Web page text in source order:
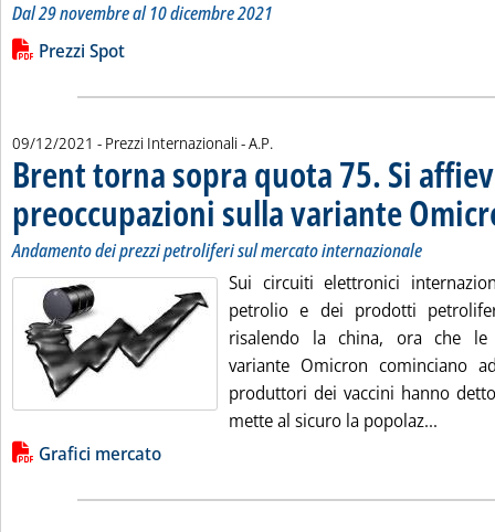
Dal 29 novembre al 10 dicembre 2021
Leggi tutta la notizia: 'Variazioni dei riferimenti
Lista allegati PDF alla notizia
Prezzi Spot
09/12/2021 - Prezzi Internazionali -di:
A.P.
Brent torna sopra quota 75. Si
preoccupazioni sulla variante
Andamento dei prezzi petroliferi sul mercato internazionale
Sui circuiti elettronici
petrolio e dei prodotti
risalendo la china, ora che le
variante Omicron cominciano
produttori dei vaccini hanno
mette al sicuro la popolaz...
Lista allegati PDF alla notizia
Grafici mercato